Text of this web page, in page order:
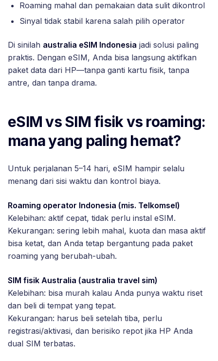
Roaming mahal dan pemakaian data sulit dikontrol
Sinyal tidak stabil karena salah pilih operator
Di sinilah australia eSIM Indonesia jadi solusi paling
praktis. Dengan eSIM, Anda bisa langsung aktifkan
paket data dari HP—tanpa ganti kartu fisik, tanpa
antre, dan tanpa drama.
eSIM vs SIM fisik vs roaming:
mana yang paling hemat?
Untuk perjalanan 5–14 hari, eSIM hampir selalu
menang dari sisi waktu dan kontrol biaya.
Roaming operator Indonesia (mis. Telkomsel)
Kelebihan: aktif cepat, tidak perlu instal eSIM.
Kekurangan: sering lebih mahal, kuota dan masa aktif
bisa ketat, dan Anda tetap bergantung pada paket
roaming yang berubah-ubah.
SIM fisik Australia (australia travel sim)
Kelebihan: bisa murah kalau Anda punya waktu riset
dan beli di tempat yang tepat.
Kekurangan: harus beli setelah tiba, perlu
registrasi/aktivasi, dan berisiko repot jika HP Anda
dual SIM terbatas.